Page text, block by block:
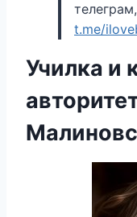
t.me/
Училка и